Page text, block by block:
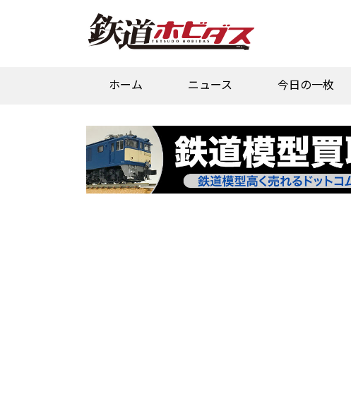
ホーム ニュース 今日の一枚